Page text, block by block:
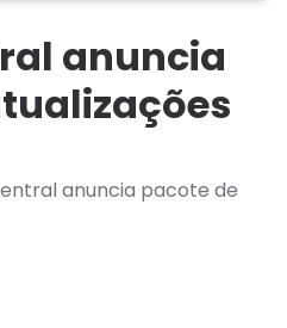
anuncia
anuncia pacote de